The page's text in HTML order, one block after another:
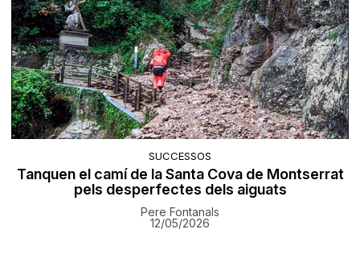
SUCCESSOS
Tanquen el camí de la Santa Cova de Montserrat
pels desperfectes dels aiguats
Pere Fontanals
12/05/2026